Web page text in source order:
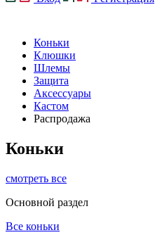
Коньки
Клюшки
Шлемы
Защита
Аксессуары
Кастом
Распродажа
Коньки
смотреть все
Основной раздел
Все коньки